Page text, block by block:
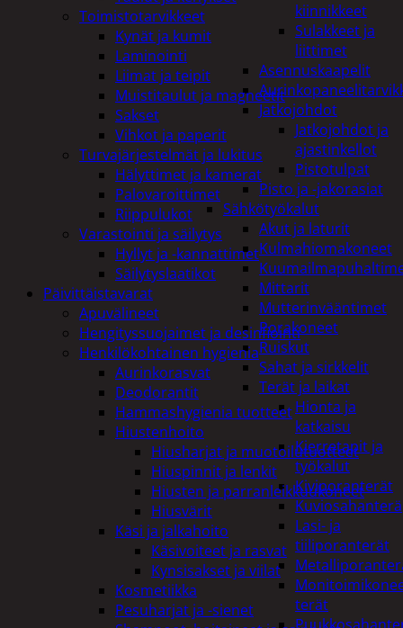
kiinnikkeet
Sulakkeet ja
liittimet
Asennuskaapelit
Jatkojohdot
Jatkojohdot ja
ajastinkellot
Pistotulpat
Pisto ja -jakorasiat
Sähkötyökalut
Akut ja laturit
Kulmahiomakoneet
Mittarit
Mutterinvääntimet
Porakoneet
Ruiskut
Sahat ja sirkkelit
Terät ja laikat
Hionta ja
katkaisu
Kierretapit ja
työkalut
Kiviporanterät
Kuviosahanterä
Lasi- ja
tiiliporanterät
terät
Toimistotarvikkeet
Kynät ja kumit
Laminointi
Liimat ja teipit
Muistitaulut ja magneetit
Sakset
Vihkot ja paperit
Turvajärjestelmät ja lukitus
Hälyttimet ja kamerat
Palovaroittimet
Riippulukot
Varastointi ja säilytys
Hyllyt ja -kannattimet
Säilytyslaatikot
Päivittäistavarat
Apuvälineet
Hengityssuojaimet ja desinfiointi
Henkilökohtainen hygienia
Aurinkorasvat
Deodorantit
Hammashygienia tuotteet
Hiustenhoito
Hiusharjat ja muotoilutuotteet
Hiuspinnit ja lenkit
Hiusten ja parranleikkuukoneet
Hiusvärit
Käsi ja jalkahoito
Käsivoiteet ja rasvat
Kynsisakset ja viilat
Kosmetiikka
Pesuharjat ja -sienet